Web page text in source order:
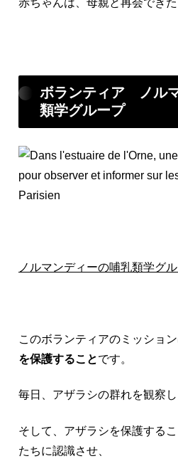
赤ちゃんは、母親と再会できた
ボランティア ノル
類学グループ
ノルマンディーの哺乳類学グ
このボランティアのミッション
を保護することです。
毎日、アザラシの群れを観察し
そして、アザラシを保護する
たちに認識させ、